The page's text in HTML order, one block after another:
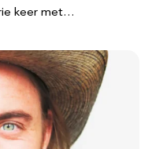
keer met…